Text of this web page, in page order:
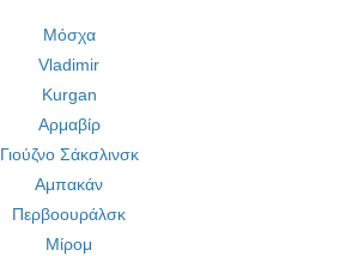
Μόσχα
Vladimir
Kurgan
Αρμαβίρ
Γιούζνο Σάκσλινσκ
Αμπακάν
Περβοουράλσκ
Μίρομ